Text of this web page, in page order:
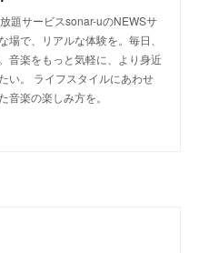
題サービスsonar-uのNEWSサ
場で、リアルな体験を。毎日、
音楽をもっと気軽に、より身近
い。 ライフスタイルにあわせ
音楽の楽しみ方を。